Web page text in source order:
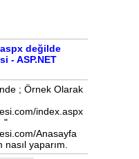
değilde
- ASP.NET
; Örnek Olarak
index.aspx
"
Anasayfa
yaparım.